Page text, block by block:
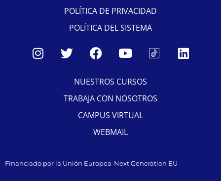
POLÍTICA DE PRIVACIDAD
POLÍTICA DEL SISTEMA
NUESTROS CURSOS
TRABAJA CON NOSOTROS
CAMPUS VIRTUAL
WEBMAIL
Financiado por la Unión Europea-Next Generation EU